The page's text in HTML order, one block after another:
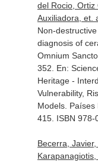
del Rocio, Ortiz
Auxiliadora, et.
Non-
diagnosis of
Omnium
352. En:
Heritage -
Vulnerability,
Models. Países
415. ISBN
Becerra,